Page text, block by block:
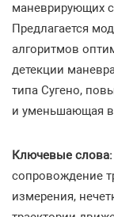
маневрирующих
Предлагается
алгоритмов
детекции
типа Сугено,
и уменьшающая
Ключевые слова:
сопровождение
измерения,